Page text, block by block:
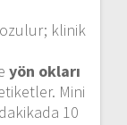
klinik
yön okları
Mini
10